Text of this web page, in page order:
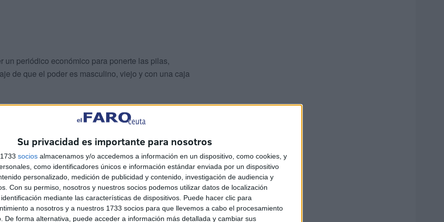
Su privacidad es importante para nosotros
socios almacenamos y/o accedemos a información en un dispositivo, como cookies, y
como identificadores únicos e información estándar enviada por un dispositivo
personalizado, medición de publicidad y contenido, investigación de audiencia y
Con su permiso, nosotros y nuestros socios podemos utilizar datos de localización
mediante las características de dispositivos. Puede hacer clic para
a nosotros y a nuestros 1733 socios para que llevemos a cabo el procesamiento
De forma alternativa, puede acceder a información más detallada y cambiar sus
periódico económico para ponerte las pilas,
de que el poder es masculino, viejo y con una caja
decidirán- más nos vale- lo que se hará en unos
con soltura o no, criar a nuestros hijos o perder todo
fáctico que se desenvuelve con total normalidad,
o discutir con la pareja, cuando es la única
a los políticos de turno , diciéndoles dónde